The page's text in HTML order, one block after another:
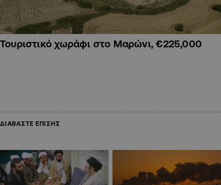
Τουριστικό χωράφι στο Μαρώνι, €225,000
ΔΙΑΒΑΣΤΕ ΕΠΙΣΗΣ